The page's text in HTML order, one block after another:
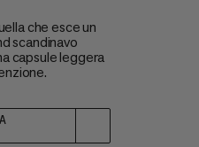
che esce un
scandinavo
capsule leggera